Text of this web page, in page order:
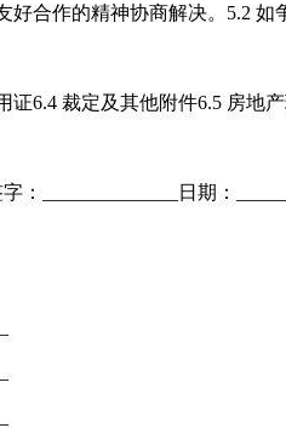
作的精神协商解决。5.2 如
6.4 裁定及其他附件6.5 房地
______________日期：